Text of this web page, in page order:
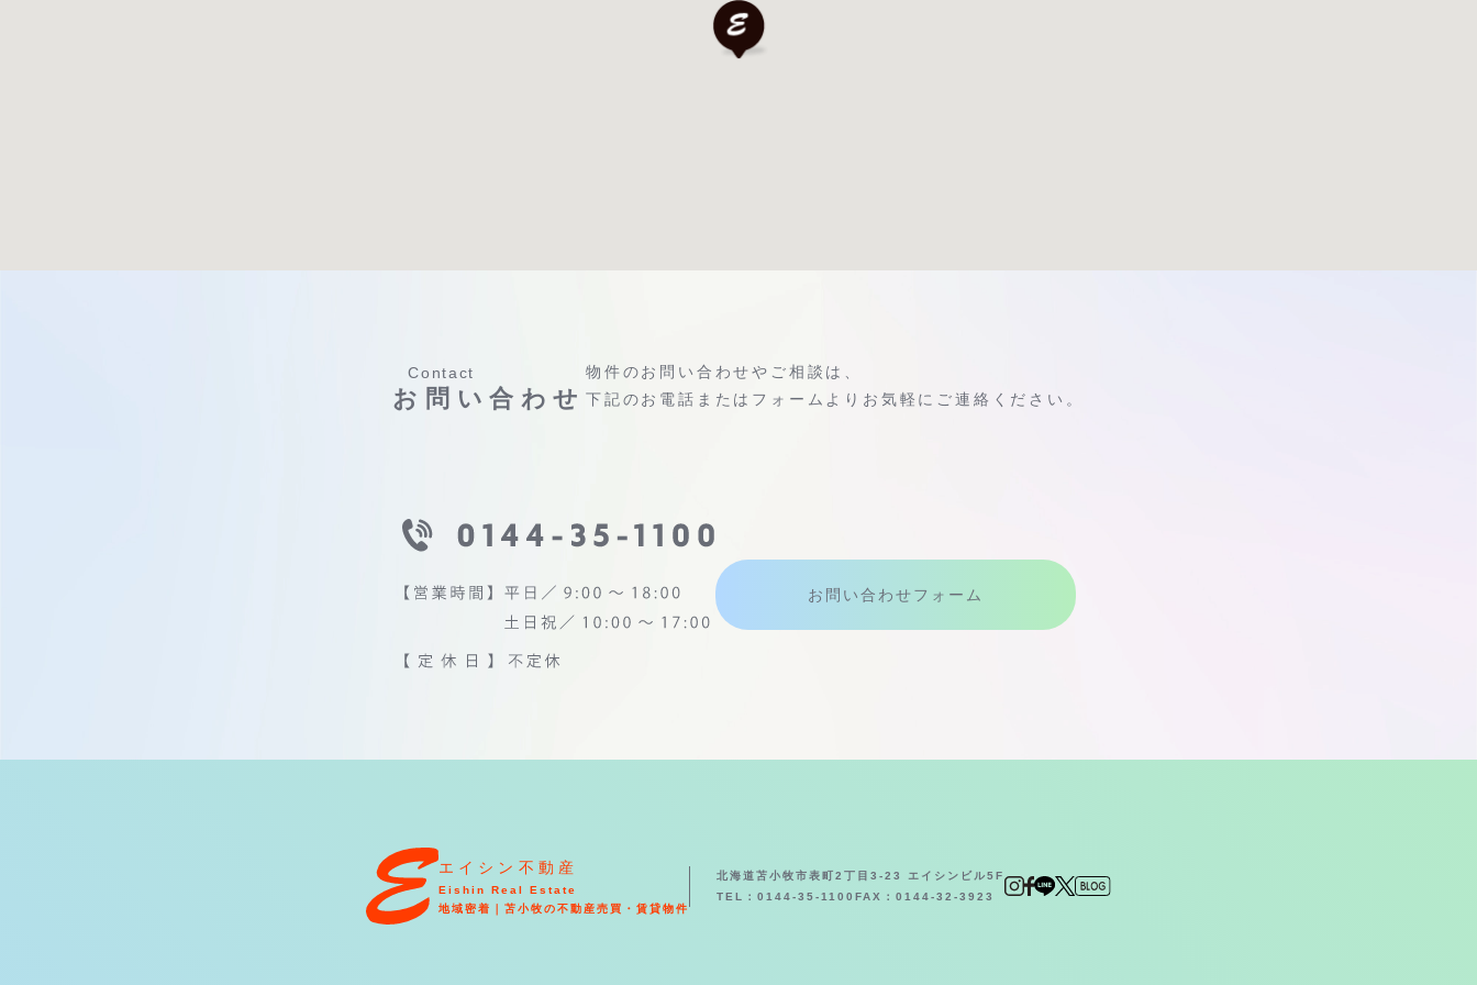
Contact
お問い合わせ
物件のお問い合わせやご相談は、
下記のお電話またはフォームよりお気軽にご連絡ください。
お問い合わせフォーム
エイシン不動産
Eishin Real Estate
地域密着｜苫小牧の不動産売買・賃貸物件
北海道苫小牧市表町2丁目3-23 エイシンビル5F
TEL：0144-35-1100 FAX：0144-32-3923